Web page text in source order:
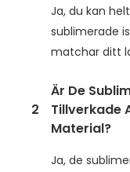
Ja, du kan
sublimerade
matchar ditt
2
Är De
Tillverkade
Material?
Ja, de